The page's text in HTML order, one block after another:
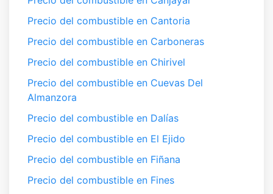
Precio del combustible en Cantoria
Precio del combustible en Carboneras
Precio del combustible en Chirivel
Precio del combustible en Cuevas Del
Almanzora
Precio del combustible en Dalías
Precio del combustible en El Ejido
Precio del combustible en Fiñana
Precio del combustible en Fines